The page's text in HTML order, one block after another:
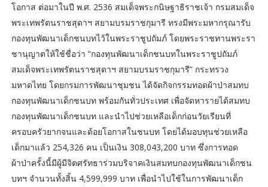
โอกาส ต่อมาในปี พ.ศ. 2536 สมเด็จพระกนิษฐาธิราชเจ้า กรมสมเด็จ
พระเทพรัตนราชสุดาฯ สยามบรมราชกุมารี ทรงมีพระมหากรุณารับ
กองทุนพัฒนาเด็กชนบทไว้ในพระราชูปถัมภ์ โดยพระราชทานพระรา
ชานุญาตให้ใช้ชื่อว่า “กองทุนพัฒนาเด็กชนบทในพระราชูปถัมภ์
สมเด็จพระเทพรัตนราชสุดาฯ สยามบรมราชกุมารี” กระทรวง
มหาดไทย โดยกรมการพัฒนาชุมชน ได้จัดกิจกรรมทอดผ้าป่าสมทบ
กองทุนพัฒนาเด็กชนบท พร้อมกันทั่วประเทศ เพื่อจัดหารายได้สมทบ
กองทุนพัฒนาเด็กชนบท และนำไปช่วยเหลือเด็กก่อนวัยเรียนที่
ครอบครัวยากจนและด้อยโอกาสในชนบท โดยได้มอบทุนช่วยเหลือ
เด็กมาแล้ว 254,326 คน เป็นเงิน 308,043,200 บาท ซึ่งการทอด
ผ้าป่าครั้งนี้มีผู้มีจิตศรัทธาร่วมบริจาคเงินสมทบกองทุนพัฒนาเด็กชน
บทฯ จำนวนทั้งสิ้น 4,599,999 บาท เพื่อนำไปใช้ในการพัฒนาเด็ก